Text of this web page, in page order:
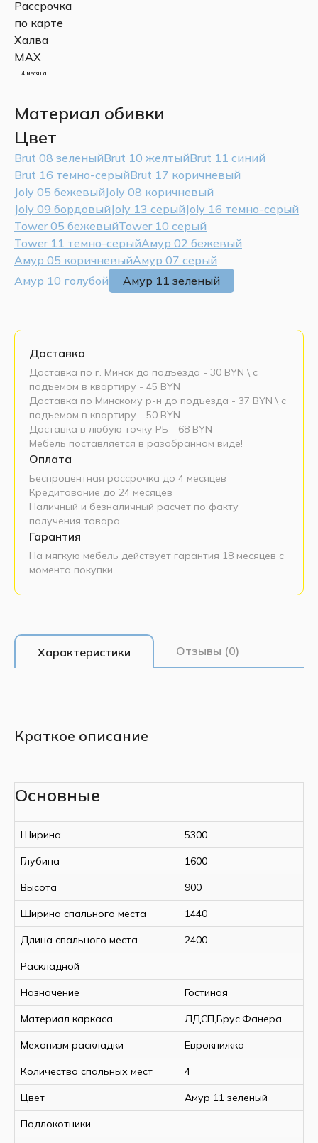
4 месяца
Материал обивки
Цвет
Brut 08 зеленыйBrut 10 желтыйBrut 11 синий
Brut 16 темно-серыйBrut 17 коричневый
Joly 05 бежевыйJoly 08 коричневый
Joly 09 бордовыйJoly 13 серыйJoly 16 темно-серый
Tower 05 бежевыйTower 10 серый
Tower 11 темно-серыйАмур 02 бежевый
Амур 05 коричневыйАмур 07 серый
Амур 10 голубой
Амур 11 зеленый
Доставка
Доставка по г. Минск до подъезда - 30 BYN \ c
подъемом в квартиру - 45 BYN
Доставка по Минскому р-н до подъезда - 37 BYN \ c
подъемом в квартиру - 50 BYN
Доставка в любую точку РБ - 68 BYN
Мебель поставляется в разобранном виде!
Оплата
Беспроцентная рассрочка до 4 месяцев
Кредитование до 24 месяцев
Наличный и безналичный расчет по факту
получения товара
Гарантия
На мягкую мебель действует гарантия 18 месяцев с
момента покупки
Характеристики Отзывы (0)
Краткое описание
Основные
Ширина 5300
Глубина 1600
Высота 900
Ширина спального места 1440
Длина спального места 2400
Раскладной
Назначение Гостиная
Материал каркаса ЛДСП,Брус,Фанера
Механизм раскладки Еврокнижка
Количество спальных мест 4
Цвет Амур 11 зеленый
Подлокотники